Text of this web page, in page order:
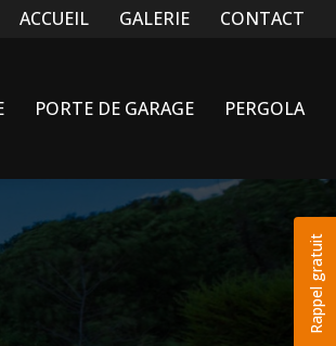
Navigation secondaire
ACCUEIL GALERIE CONTACT
Rappel gratuit
PORTE DE GARAGE PERGOLA